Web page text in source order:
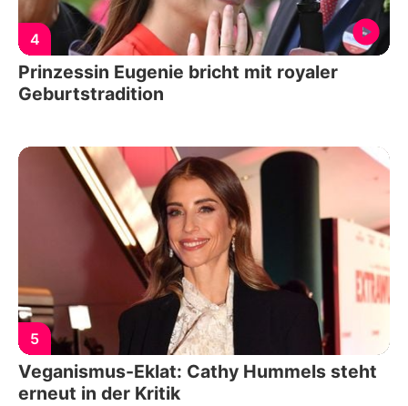
4
Prinzessin Eugenie bricht mit royaler
Geburtstradition
5
Veganismus-Eklat: Cathy Hummels steht
erneut in der Kritik